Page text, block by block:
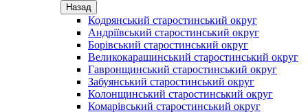
Назад
Кодрянський старостинський округ
Андріївський старостинський округ
Борівський старостинський округ
Великокарашинський старостинський округ
Гавронщинський старостинський округ
Забуянський старостинський округ
Колонщинський старостинський округ
Комарівський старостинський округ